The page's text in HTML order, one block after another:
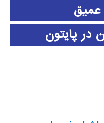
عمیق
در پایتون